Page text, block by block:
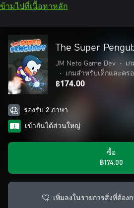
ข้ามไปที่เนื้อหาหลัก
The Super
JM Neto Game Dev • เ
•
เกมสำหรับเด็กและคร
฿174.00
รองรับ 2 ภาษา
เข้ากันได้ส่วนใหญ่
ซื้อ
฿174.00
เพิ่มลงในรายการสิ่งที่ต้อง